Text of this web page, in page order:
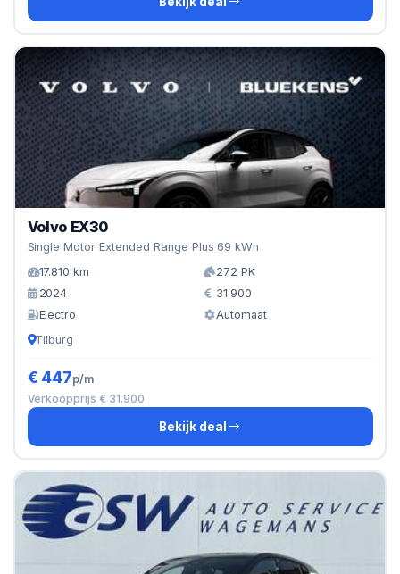
Volvo EX30
Single Motor Extended Range Plus 69 kWh
17.810 km
272 PK
2024
31.900
Electro
Automaat
Tilburg
€ 447p/m
Verkoopprijs € 31.900
Bekijk deal